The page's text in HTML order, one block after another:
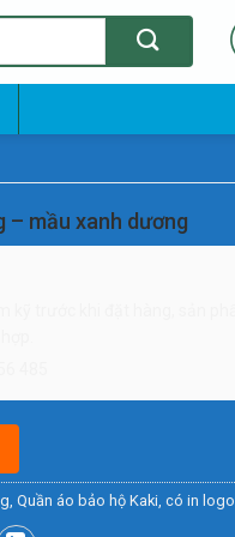
– mầu xanh dương
Quần áo bảo hộ Kaki, có in logo